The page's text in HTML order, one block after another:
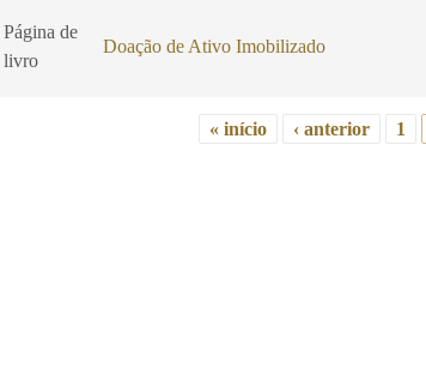
Página de
livro
Doação de Ativo Imobilizado
« início ‹ anterior 1